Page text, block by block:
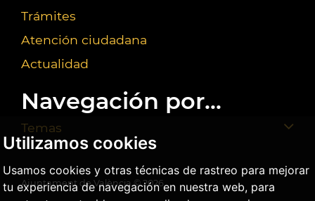
Utilizamos cookies
Usamos cookies y otras técnicas de rastreo para mejorar
tu experiencia de navegación en nuestra web, para
Trámites
Atención ciudadana
Actualidad
Navegación por...
Temas
Ajuntament de València ©2026